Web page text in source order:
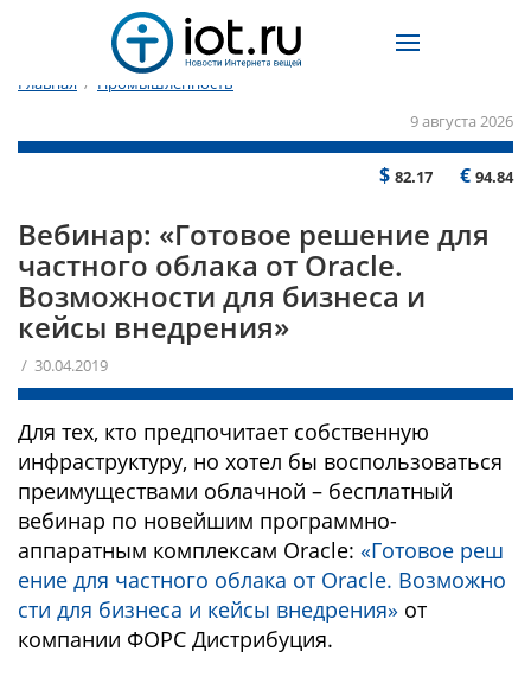
Главная / Промышленность
9 августа 2026
$ 82.17 € 94.84
Вебинар: «Готовое решение для
частного облака от Oracle.
Возможности для бизнеса и
кейсы внедрения»
/ 30.04.2019
Для тех, кто предпочитает собственную
инфраструктуру, но хотел бы воспользоваться
преимуществами облачной – бесплатный
вебинар по новейшим программно-
аппаратным комплексам Oracle: «Готовое реш
ение для частного облака от Oracle. Возможно
сти для бизнеса и кейсы внедрения» от
компании ФОРС Дистрибуция.